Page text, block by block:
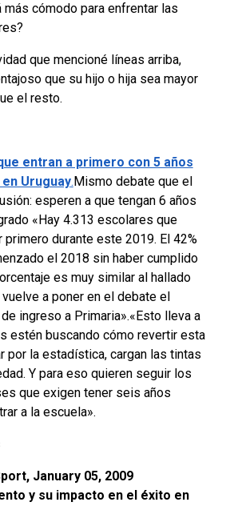
más cómodo para enfrentar las
que mencioné líneas arriba,
que su hijo o hija sea mayor
el resto.
entran a primero con 5 años
Uruguay.Mismo debate que el
esperen a que tengan 6 años
«Hay 4.313 escolares que
primero durante este 2019. El 42%
el 2018 sin haber cumplido
es muy similar al hallado
a poner en el debate el
ingreso a Primaria».«Esto lleva a
estén buscando cómo revertir esta
por la estadística, cargan las tintas
Y para eso quieren seguir los
que exigen tener seis años
a la escuela».
January 05, 2009
y su impacto en el éxito en